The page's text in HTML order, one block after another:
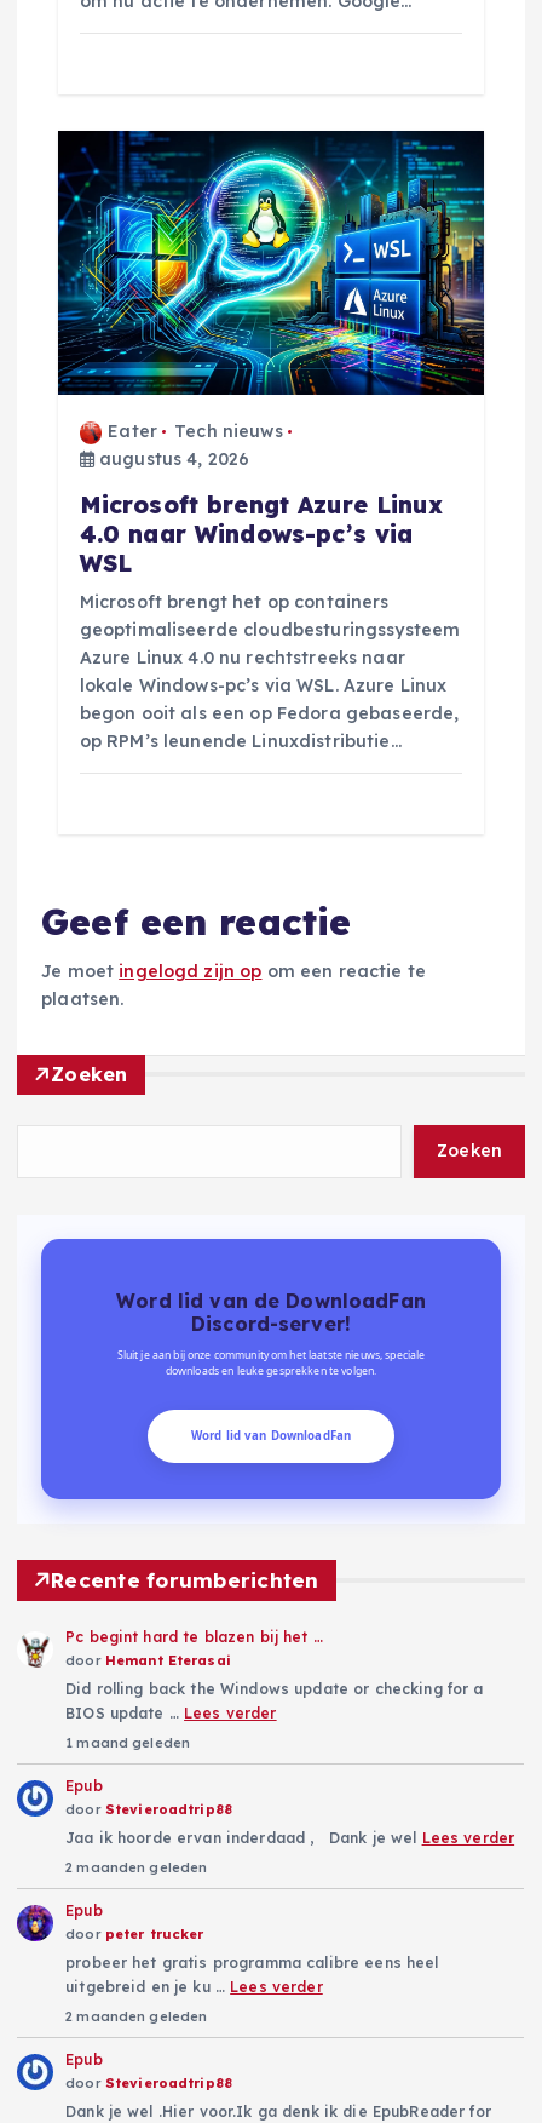
Eater
Tech nieuws
augustus 4, 2026
Microsoft brengt Azure Linux
4.0 naar Windows-pc’s via
WSL
Microsoft brengt het op containers
geoptimaliseerde cloudbesturingssysteem
Azure Linux 4.0 nu rechtstreeks naar
lokale Windows-pc’s via WSL. Azure Linux
begon ooit als een op Fedora gebaseerde,
op RPM’s leunende Linuxdistributie…
Geef een reactie
Je moet ingelogd zijn op om een reactie te
plaatsen.
Zoeken
Zoeken
Word lid van de DownloadFan
Discord-server!
Sluit je aan bij onze community om het laatste nieuws, speciale
downloads en leuke gesprekken te volgen.
Word lid van DownloadFan
Recente forumberichten
Pc begint hard te blazen bij het …
door Hemant Eterasai
Did rolling back the Windows update or checking for a
BIOS update … Lees verder
1 maand geleden
Epub
door Stevieroadtrip88
Jaa ik hoorde ervan inderdaad , Dank je wel Lees verder
2 maanden geleden
Epub
door peter trucker
probeer het gratis programma calibre eens heel
uitgebreid en je ku … Lees verder
2 maanden geleden
Epub
door Stevieroadtrip88
Dank je wel .Hier voor.Ik ga denk ik die EpubReader for